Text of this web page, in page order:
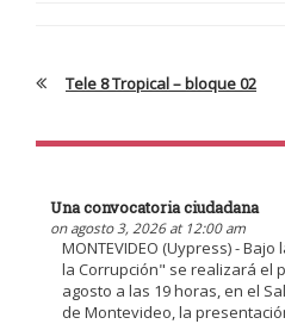
Tele 8 Tropical – bloque 02
Una convocatoria ciudadana
on agosto 3, 2026 at 12:00 am
MONTEVIDEO (Uypress) -
la Corrupción" se realizará el
agosto a las 19 horas, en el
de Montevideo, la